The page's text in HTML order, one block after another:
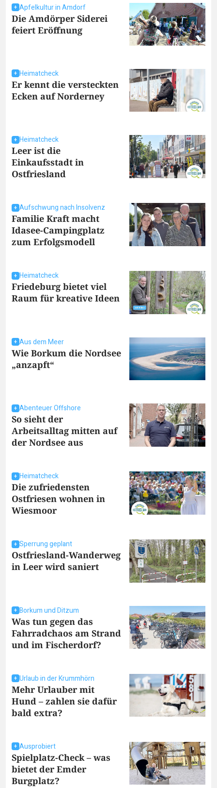
Apfelkultur in Amdorf
Die Amdörper Siderei
feiert Eröffnung
Heimatcheck
Er kennt die versteckten
Ecken auf Norderney
Heimatcheck
Leer ist die
Einkaufsstadt in
Ostfriesland
Aufschwung nach Insolvenz
Familie Kraft macht
Idasee-Campingplatz
zum Erfolgsmodell
Heimatcheck
Friedeburg bietet viel
Raum für kreative Ideen
Aus dem Meer
Wie Borkum die Nordsee
„anzapft“
Abenteuer Offshore
So sieht der
Arbeitsalltag mitten auf
der Nordsee aus
Heimatcheck
Die zufriedensten
Ostfriesen wohnen in
Wiesmoor
Sperrung geplant
Ostfriesland-Wanderweg
in Leer wird saniert
Borkum und Ditzum
Was tun gegen das
Fahrradchaos am Strand
und im Fischerdorf?
Urlaub in der Krummhörn
Mehr Urlauber mit
Hund – zahlen sie dafür
bald extra?
Ausprobiert
Spielplatz-Check – was
bietet der Emder
Burgplatz?